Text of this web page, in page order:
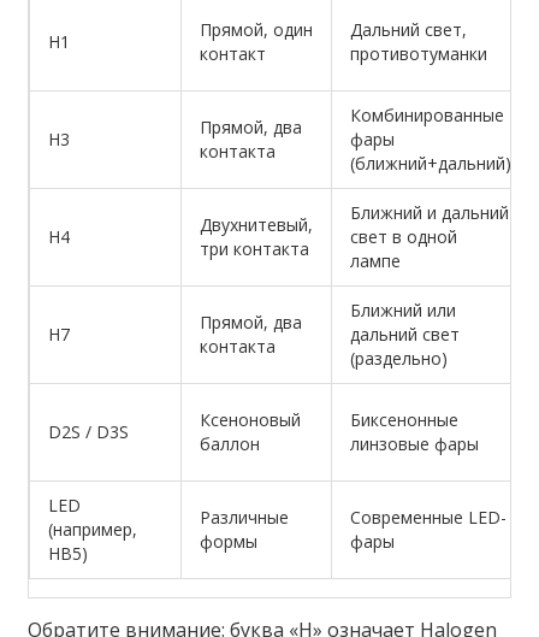
H1
Прямой, один
контакт
Дальний свет,
противотуманки
H3
Прямой, два
контакта
Комбинированные
фары
(ближний+дальний)
H4
Двухнитевый,
три контакта
Ближний и дальний
свет в одной
лампе
H7
Прямой, два
контакта
Ближний или
дальний свет
(раздельно)
D2S / D3S
Ксеноновый
баллон
Биксенонные
линзовые фары
LED
(например,
HB5)
Различные
формы
Современные LED-
фары
Обратите внимание: буква «H» означает Halogen